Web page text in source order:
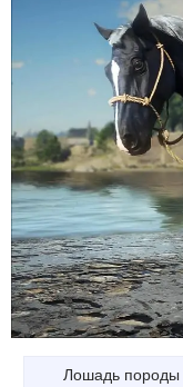
Лошадь породы